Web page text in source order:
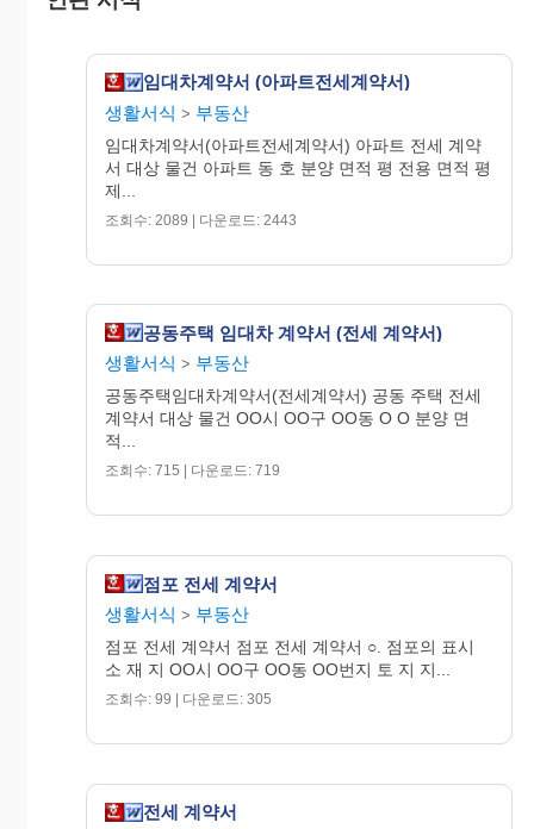
약당시 쌍방에서 법정수수료를 중개인에게 지불
하여야 함.
단:
본 계약서를 작성하고 각 1통씩 보관한다.
년 월 일
임 대
인
주
소
주
민
번
성
임 차
인
주
등
록
번
호
전화
중개업
주
소
허
가
��
임대차계약서 (아파트전세계약서)
생활서식 > 부동산
임대차계약서(아파트전세계약서) 아파트 전세 계약
서 대상 물건 아파트 동 호 분양 면적 평 전용 면적 평
제...
조회수: 2089 | 다운로드: 2443
공동주택 임대차 계약서 (전세 계약서)
생활서식 > 부동산
공동주택임대차계약서(전세계약서) 공동 주택 전세
계약서 대상 물건 OO시 OO구 OO동 O O 분양 면
적...
조회수: 715 | 다운로드: 719
점포 전세 계약서
생활서식 > 부동산
점포 전세 계약서 점포 전세 계약서 ○. 점포의 표시
소 재 지 OO시 OO구 OO동 OO번지 토 지 지...
조회수: 99 | 다운로드: 305
전세 계약서